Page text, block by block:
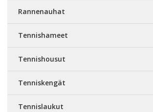
Rannenauhat
Tennishameet
Tennishousut
Tenniskengät
Tennislaukut